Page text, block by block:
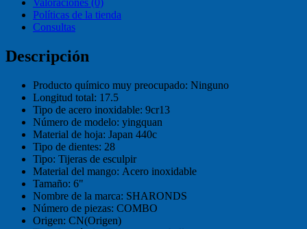
pelo,
de
belleza
calidad,
5,5/6,0
pulgadas
cantidad
Valoraciones (0)
Políticas de la tienda
Consultas
Descripción
Producto químico muy preocupado: Ninguno
Longitud total: 17.5
Tipo de acero inoxidable: 9cr13
Número de modelo: yingquan
Material de hoja: Japan 440c
Tipo de dientes: 28
Tipo: Tijeras de esculpir
Material del mango: Acero inoxidable
Tamaño: 6"
Nombre de la marca: SHARONDS
Número de piezas: COMBO
Origen: CN(Origen)